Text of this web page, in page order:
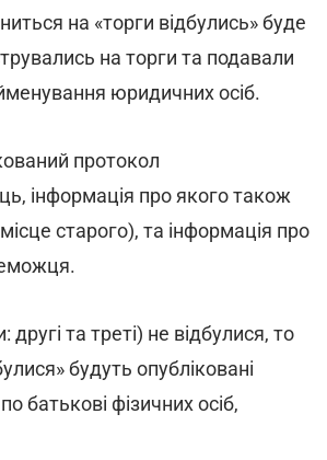
на «торги відбулись» буде
на торги та подавали
юридичних осіб.
протокол
інформація про якого також
старого), та інформація про
та треті) не відбулися, то
будуть опубліковані
батькові фізичних осіб,